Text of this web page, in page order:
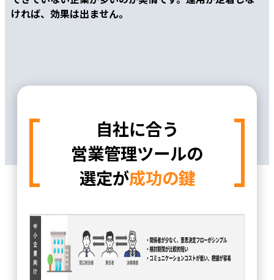
ければ、効果は出ません。
自社に合う
営業管理ツールの
選定が成功の鍵